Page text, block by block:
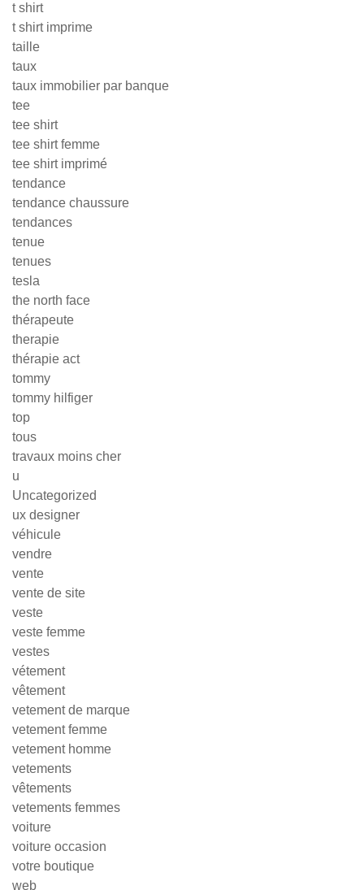
t shirt
t shirt imprime
taille
taux
taux immobilier par banque
tee
tee shirt
tee shirt femme
tee shirt imprimé
tendance
tendance chaussure
tendances
tenue
tenues
tesla
the north face
thérapeute
therapie
thérapie act
tommy
tommy hilfiger
top
tous
travaux moins cher
u
Uncategorized
ux designer
véhicule
vendre
vente
vente de site
veste
veste femme
vestes
vétement
vêtement
vetement de marque
vetement femme
vetement homme
vetements
vêtements
vetements femmes
voiture
voiture occasion
votre boutique
web